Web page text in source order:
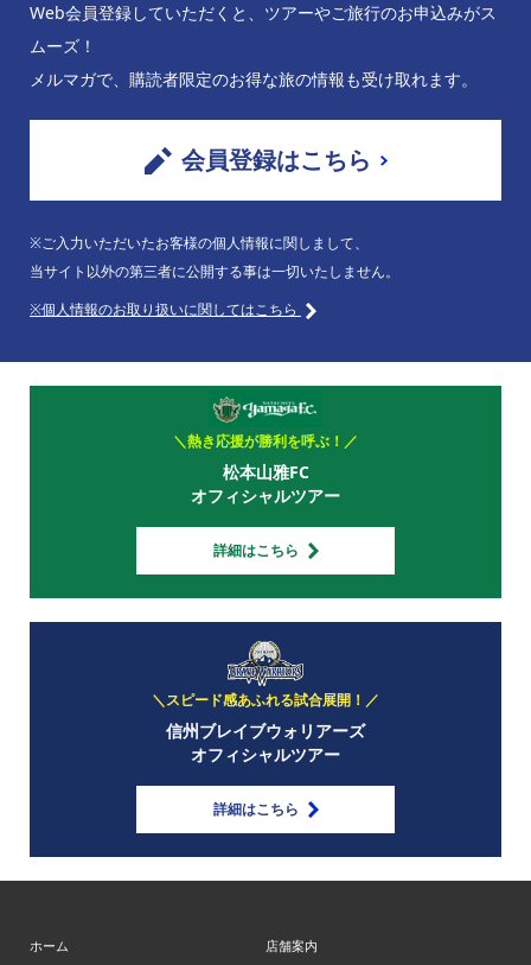
Web会員登録していただくと、ツアーやご旅行のお申込みがス
ムーズ！
メルマガで、購読者限定のお得な旅の情報も受け取れます。
会員登録はこちら
※ご入力いただいたお客様の個人情報に関しまして、
当サイト以外の第三者に公開する事は一切いたしません。
※個人情報のお取り扱いに関してはこちら
＼熱き応援が勝利を呼ぶ！／
松本山雅FC
オフィシャルツアー
詳細はこちら
＼スピード感あふれる試合展開！／
信州ブレイブウォリアーズ
オフィシャルツアー
詳細はこちら
ホーム
店舗案内